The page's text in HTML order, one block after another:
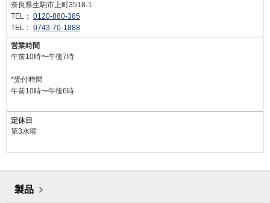
奈良県生駒市上町3518-1
TEL： 0120-880-385
TEL： 0743-70-1888
営業時間
午前10時〜午後7時
*受付時間
午前10時〜午後6時
定休日
第3水曜
製品